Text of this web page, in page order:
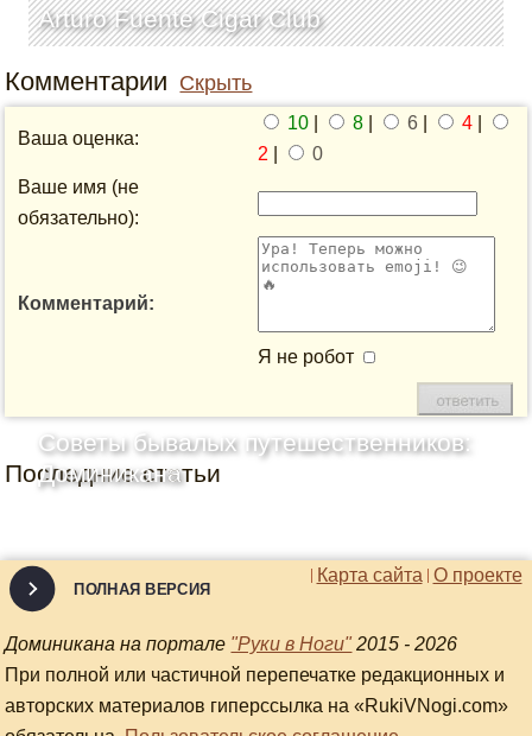
Arturo Fuente Cigar Club
Комментарии Скрыть
Ваша оценка:
10 8 6 4
2
0
Ваше имя (не
обязательно):
Комментарий:
Я не робот
Последние статьи
Советы бывалых путешественников:
Доминикана
О проекте
Карта сайта
ПОЛНАЯ ВЕРСИЯ
Доминикана на портале "Руки в Ноги" 2015 - 2026
При полной или частичной перепечатке редакционных и
авторских материалов гиперссылка на «RukiVNogi.com»